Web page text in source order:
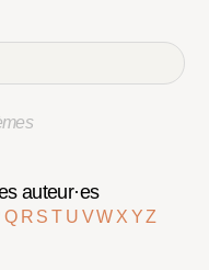
auteur·es
Q R ST U VW X YZ